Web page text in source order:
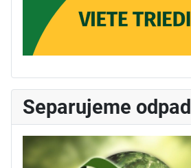
Separujeme odpad